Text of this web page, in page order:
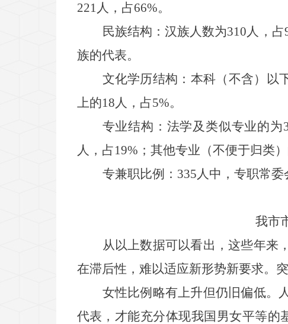
221人，占66%。
民族结构： 汉族人数为310人，占
族的代表。
文化学历结构： 本科（不含）以
上的18人，占5%。
专业结构： 法学及类似专业的为
人，占19% ； 其他专业（不便于归类
专兼职比例： 335人中，专职常委
我市
从以上数据可以看出，这些年来
在滞后性，难以适应新形势新要求。
女性比例略有上升但仍旧偏低。
代表，才能充分体现我国男女平等的